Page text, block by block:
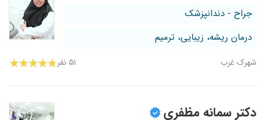
جراح - دندانپزشک
درمان ریشه، زیبایی، ترمیم
شهرک غرب ۵۱ نفر
دکتر سمانه مظفری